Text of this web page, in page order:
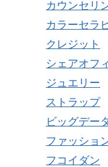
カウンセリ
カラーセラ
クレジット
シェアオフ
ジュエリー
ストラップ
ビッグデー
ファッショ
フコイダン